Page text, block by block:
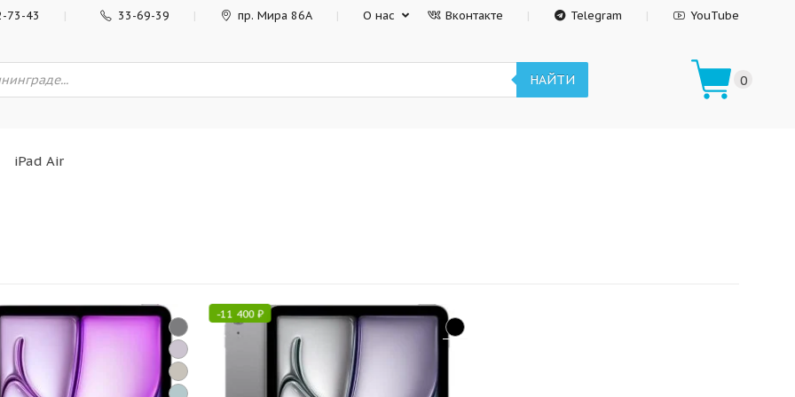
73-43 33-69-39 пр. Мира 86А О нас Вконтакте Telegram YouTube
НАЙТИ 0
iPad Air
-11 400₽